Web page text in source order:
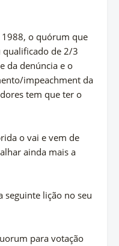
1988, o quórum que
qualificado de 2/3
da denúncia e o
impeachment da
tem que ter o
o vai e vem de
ainda mais a
seguinte lição no seu
para votação